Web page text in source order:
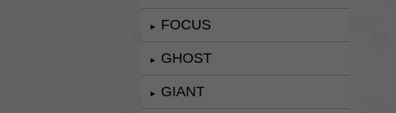
► FOCUS
► GHOST
► GIANT